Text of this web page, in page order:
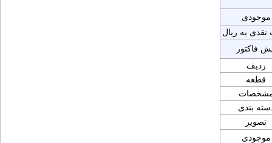
موجودی
به ریال
فاکتور
ردیف
قطعه
بندی
تصویر
موجودی